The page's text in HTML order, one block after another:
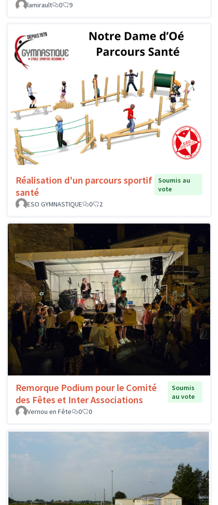
lamirault
0 9
Réalisation d'un parcours sportif
santé
Soumis au
vote
ESO GYMNASTIQUE
0 2
Remorque Podium pour le Comité
des Fêtes et Inter Associations
Soumis
au vote
Vernou en Fête
0 0